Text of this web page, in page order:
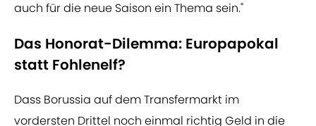
auch für die neue Saison ein Thema sein."
Das Honorat-Dilemma: Europapokal
statt Fohlenelf?
Dass Borussia auf dem Transfermarkt im
vordersten Drittel noch einmal richtig Geld in die